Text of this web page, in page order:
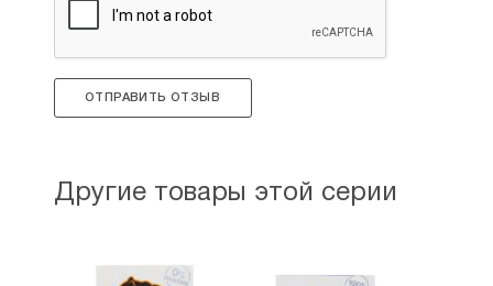
ОТПРАВИТЬ ОТЗЫВ
Другие товары этой серии